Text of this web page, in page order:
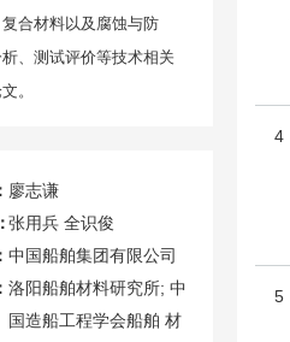
合材料以及腐蚀与防
、测试评价等技术相关
。
廖志谦
张用兵 全识俊
中国船舶集团有限公司
洛阳船舶材料研究所; 中
国造船工程学会船舶 材
4
5